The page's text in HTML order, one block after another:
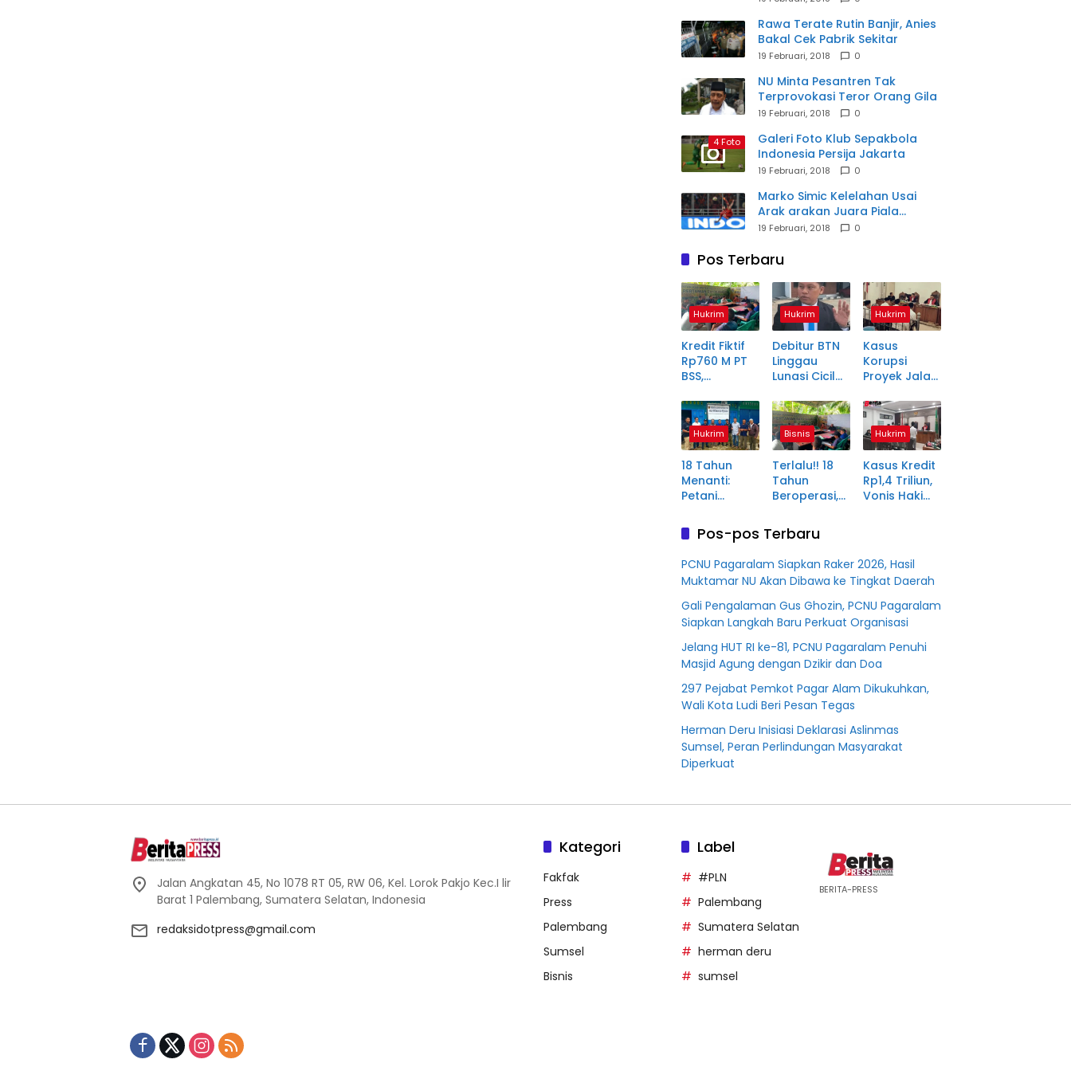
Rawa Terate Rutin Banjir, Anies
Bakal Cek Pabrik Sekitar
19 Februari, 2018 0
NU Minta Pesantren Tak
Terprovokasi Teror Orang Gila
19 Februari, 2018 0
4 Foto
Galeri Foto Klub Sepakbola
Indonesia Persija Jakarta
19 Februari, 2018 0
Marko Simic Kelelahan Usai
Arak arakan Juara Piala
Presiden
19 Februari, 2018 0
Pos Terbaru
Hukrim
Kredit Fiktif
Rp760 M PT
BSS,
Derita Petani
Plasma
Muratara
Hukrim
Debitur BTN
Linggau
Lunasi Cicilan
Lalu, SHM Tak
Kunjung
Diserahkan
Hukrim
Kasus
Korupsi
Proyek Jalan
di
Pagaralam
Memasuki
Babak Akhir,
Enam
Terdakwa
Dituntut 2,5
Hukrim
18 Tahun
Menanti:
Petani
Aringin Jadi
Korban
Kredit Fiktif
Rp760 M PT
BSS
Bisnis
Terlalu!! 18
Tahun
Beroperasi,
Diduga
Fiktifkan
Lahan Petani
Plasma Desa
Aringin
Hukrim
Kasus Kredit
Rp1,4 Triliun,
Vonis Hakim
Pos-pos Terbaru
PCNU Pagaralam Siapkan Raker 2026, Hasil
Muktamar NU Akan Dibawa ke Tingkat Daerah
Gali Pengalaman Gus Ghozin, PCNU Pagaralam
Siapkan Langkah Baru Perkuat Organisasi
Jelang HUT RI ke-81, PCNU Pagaralam Penuhi
Masjid Agung dengan Dzikir dan Doa
297 Pejabat Pemkot Pagar Alam Dikukuhkan,
Wali Kota Ludi Beri Pesan Tegas
Herman Deru Inisiasi Deklarasi Aslinmas
Sumsel, Peran Perlindungan Masyarakat
Diperkuat
Jalan Angkatan 45, No 1078 RT 05, RW 06, Kel. Lorok Pakjo Kec.I lir
Barat 1 Palembang, Sumatera Selatan, Indonesia
redaksidotpress@gmail.com
Kategori
Fakfak
Press
Palembang
Sumsel
Bisnis
Label
#PLN
Palembang
Sumatera Selatan
herman deru
sumsel
BERITA-PRESS